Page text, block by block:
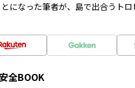
になった筆者が、島で出合うト
全BOOK